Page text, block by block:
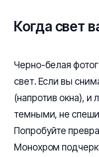
Когда свет
Черно-белая
свет. Если вы
(напротив окна), и
темными, не
Попробуйте
Монохром